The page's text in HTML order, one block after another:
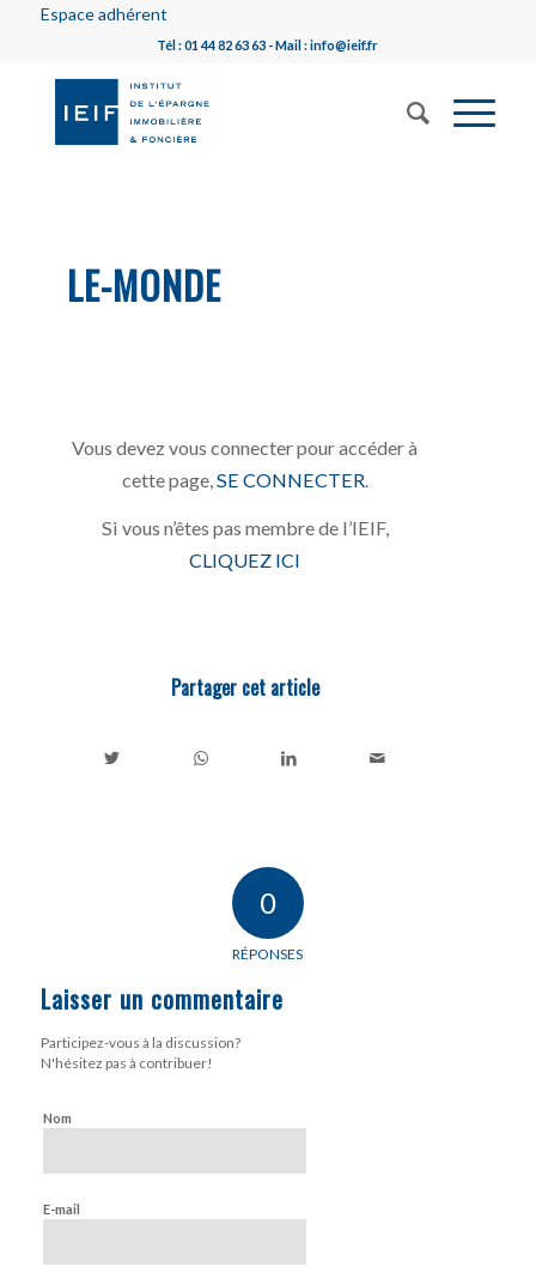
Espace adhérent
Tél : 01 44 82 63 63 - Mail : info@ieif.fr
LE-MONDE
Vous devez vous connecter pour accéder à
cette page, SE CONNECTER
Si vous n’êtes pas membre de l’IEIF,
CLIQUEZ ICI
Partager cet article
0
RÉPONSES
Laisser un commentaire
Participez-vous à la discussion?
N'hésitez pas à contribuer!
Nom
E-mail